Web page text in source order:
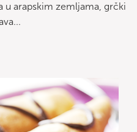
u arapskim zemljama, grčki